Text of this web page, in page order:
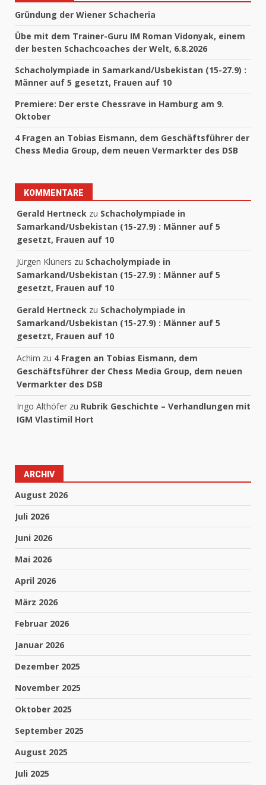
Gründung der Wiener Schacheria
Übe mit dem Trainer-Guru IM Roman Vidonyak, einem
der besten Schachcoaches der Welt, 6.8.2026
Schacholympiade in Samarkand/Usbekistan (15-27.9) :
Männer auf 5 gesetzt, Frauen auf 10
Premiere: Der erste Chessrave in Hamburg am 9.
Oktober
4 Fragen an Tobias Eismann, dem Geschäftsführer der
Chess Media Group, dem neuen Vermarkter des DSB
KOMMENTARE
Gerald Hertneck zu Schacholympiade in
Samarkand/Usbekistan (15-27.9) : Männer auf 5
gesetzt, Frauen auf 10
Jürgen Klüners zu Schacholympiade in
Samarkand/Usbekistan (15-27.9) : Männer auf 5
gesetzt, Frauen auf 10
Gerald Hertneck zu Schacholympiade in
Samarkand/Usbekistan (15-27.9) : Männer auf 5
gesetzt, Frauen auf 10
Achim zu 4 Fragen an Tobias Eismann, dem
Geschäftsführer der Chess Media Group, dem neuen
Vermarkter des DSB
Ingo Althöfer zu Rubrik Geschichte – Verhandlungen mit
IGM Vlastimil Hort
ARCHIV
August 2026
Juli 2026
Juni 2026
Mai 2026
April 2026
März 2026
Februar 2026
Januar 2026
Dezember 2025
November 2025
Oktober 2025
September 2025
August 2025
Juli 2025